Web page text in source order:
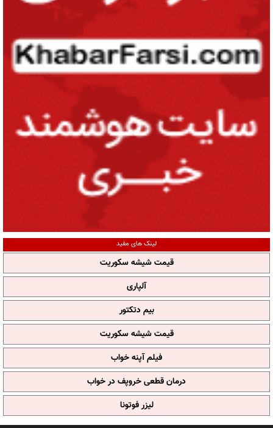
لینک های مفید
قیمت شیشه سکوریت
آلپاری
بیم دتکتور
قیمت شیشه سکوریت
فیلم آپنه خواب
درمان قطعی خروپف در خواب
لیزر فوتونا